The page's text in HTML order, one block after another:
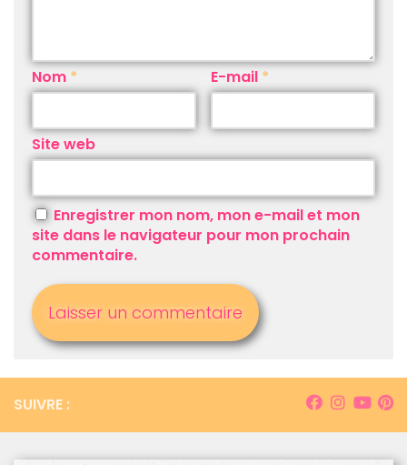
Nom * E-mail *
Site web
Enregistrer mon nom, mon e-mail et mon
site dans le navigateur pour mon prochain
commentaire.
SUIVRE :